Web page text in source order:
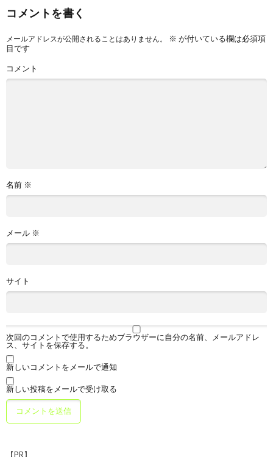
コメントを書く
メールアドレスが公開されることはありません。 ※ が付いている欄は必須項
目です
コメント
名前 ※
メール ※
サイト
次回のコメントで使用するためブラウザーに自分の名前、メールアドレ
ス、サイトを保存する。
新しいコメントをメールで通知
新しい投稿をメールで受け取る
【PR】